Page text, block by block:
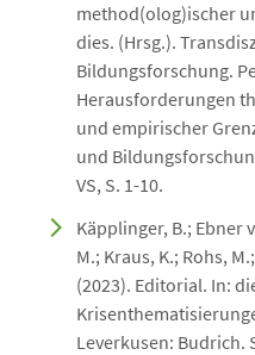
method(olog)ischer
dies. (Hrsg.).
Bildungsforschung.
Herausforderungen
und empirischer
und
VS, S. 1-10.
Käpplinger, B.; Ebner
M.; Kraus, K.; Rohs,
(2023). Editorial. In:
Leverkusen: Budrich.